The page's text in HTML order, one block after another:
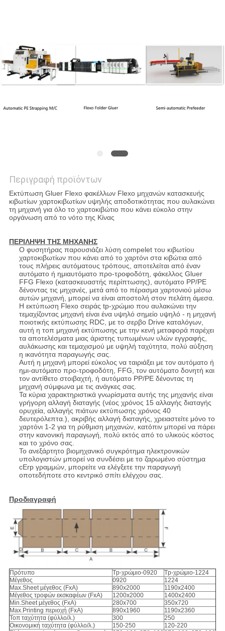
POLICY
Περιγραφή προϊόντων
Εκτύπωση Gluer Flexo φακέλλων Flexo μηχανών κατασκευής
κιβωτίων χαρτοκιβωτίων υψηλής αποδοτικότητας που αυλακώνει
τη μηχανή για όλο το χαρτοκιβώτιο που κάνει εύκολο στην
οργάνωση από το νότο της Κίνας
ΠΕΡΙΛΗΨΗ ΤΗΣ ΜΗΧΑΝΗΣ
Ο φυσητήρας παρουσιάζει λύση compelet του κιβωτίου
χαρτοκιβωτίων που κάνει από το χαρτόνι στα κιβώτια από
τους πλήρεις αυτόματους τρόπους, αποτελείται από έναν
αυτόματο ή ημιαυτόματο προ-τροφοδότη, φάκελλος Gluer
FFG Flexo (κατασκευαστής περίπτωσης), αυτόματο PP/PE
δένοντας τις μηχανές, μετά από το πέρασμα χαρτονιού μέσω
αυτών μηχανή, μπορεί να είναι αποστολή στον πελάτη άμεσα.
Η εκτύπωση Flexo σειράς tp-χρώμιο που αυλακώνει την
τεμαχίζοντας μηχανή είναι ένα υψηλό σημείο υψηλό - η μηχανή
ποιοτικής εκτύπωσης RDC, με το σερβο Drive καταλόγων,
αυτή η τοπ μηχανή εκτύπωσης με την κενή μεταφορά παρέχει
τα αποτελέσματα μιας άριστης τυπωμένων υλών εγγραφής,
αυλάκωσης και τεμαχισμού με υψηλή ταχύτητα, πολύ αύξηση
η ικανότητα παραγωγής σας.
Αυτή η μηχανή μπορεί εύκολος να ταιριάξει με τον αυτόματο ή
ημι-αυτόματο προ-τροφοδότη, FFG, τον αυτόματο δονητή και
τον αντίθετο στοιβαχτή, ή αυτόματο PP/PE δένοντας τη
μηχανή σύμφωνα με τις ανάγκες σας.
Τα κύρια χαρακτηριστικά γνωρίσματα αυτής της μηχανής είναι
γρήγορη αλλαγή διαταγής (νέος χρόνος 15 αλλαγής διαταγής
ορυχεία, αλλαγής πιάτων εκτύπωσης χρόνος 40
δευτερόλεπτα.), ακριβής αλλαγή διαταγής, χρειαστείτε μόνο το
χαρτόνι 1-2 για τη ρύθμιση μηχανών, κατόπιν μπορεί να πάρει
στην κανονική παραγωγή, πολύ εκτός από το υλικούς κόστος
και το χρόνο σας.
Το ανεξάρτητο βιομηχανικό συγκρότημα ηλεκτρονικών
υπολογιστών μπορεί να συνδέσει με το ζαρωμένο σύστημα
cErp γραμμών, μπορείτε να ελέγξετε την παραγωγή
οποτεδήποτε στο κεντρικό σπίτι ελέγχου σας.
Προδιαγραφή
Πρότυπο Tp-χρώμιο-0920
Tp-χρώμιο-1224
Μέγεθος
0920
1224
Max.Sheet μέγεθος (FxA)
890x2000
1190x2400
Μέγεθος τροφών εκσκαφέων (FxA)
1200x2000
1400x2400
Min.Sheet μέγεθος (FxA)
280x700
350x720
Max.Printing περιοχή (FxA)
890x1960
1190x2360
Τοπ ταχύτητα (φύλλο/λ.)
300
250
Οικονομική ταχύτητα (φύλλο/λ.)
150-250
120-220